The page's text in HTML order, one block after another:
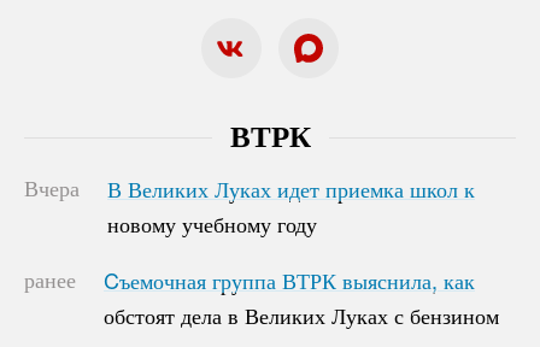
ВТРК
Вчера
В Великих Луках идет приемка школ к
новому учебному году
В Великих Луках идет приемка школ к
новому учебному году
ранее
Cъемочная группа ВТРК выяснила, как
обстоят дела в Великих Луках с бензином
Cъемочная группа ВТРК выяснила, как
обстоят дела в Великих Луках с бензином